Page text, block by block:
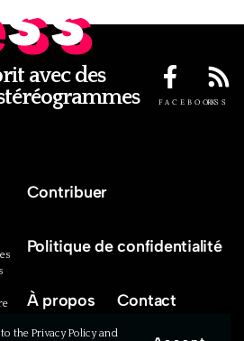
the Privacy Policy and
avec des
FACEBOOKRSS
Contribuer
Politique de confidentialité
À propos Contact